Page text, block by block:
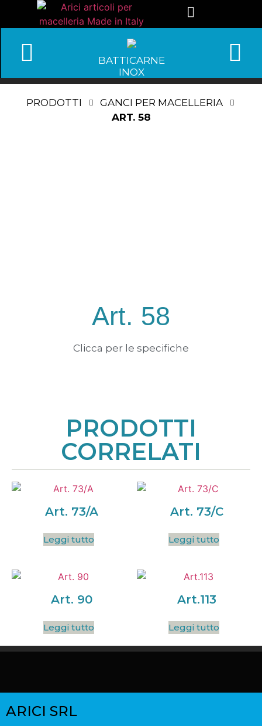
BATTICARNE
INOX
PRODOTTI
GANCI PER MACELLERIA
ART. 58
Art. 58
Clicca per le specifiche
PRODOTTI
CORRELATI
Art. 73/A
Leggi tutto
Art. 73/C
Leggi tutto
Art. 90
Leggi tutto
Art.113
Leggi tutto
ARICI SRL